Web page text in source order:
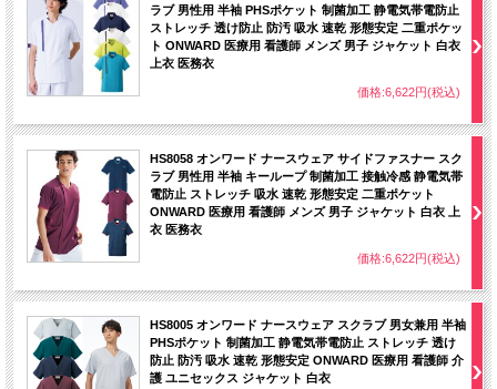
ラブ 男性用 半袖 PHSポケット 制菌加工 静電気帯電防止
ストレッチ 透け防止 防汚 吸水 速乾 形態安定 二重ポケッ
ト ONWARD 医療用 看護師 メンズ 男子 ジャケット 白衣
上衣 医務衣
価格:6,622円(税込)
HS8058 オンワード ナースウェア サイドファスナー スク
ラブ 男性用 半袖 キーループ 制菌加工 接触冷感 静電気帯
電防止 ストレッチ 吸水 速乾 形態安定 二重ポケット
ONWARD 医療用 看護師 メンズ 男子 ジャケット 白衣 上
衣 医務衣
価格:6,622円(税込)
HS8005 オンワード ナースウェア スクラブ 男女兼用 半袖
PHSポケット 制菌加工 静電気帯電防止 ストレッチ 透け
防止 防汚 吸水 速乾 形態安定 ONWARD 医療用 看護師 介
護 ユニセックス ジャケット 白衣